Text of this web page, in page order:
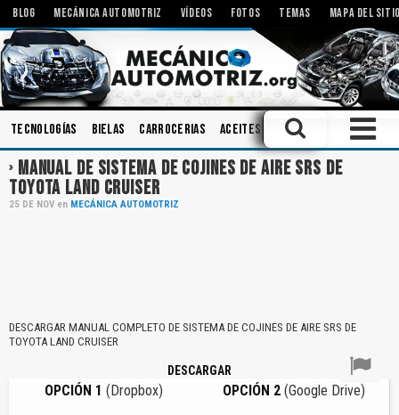
BLOG MECÁNICA AUTOMOTRIZ VÍDEOS FOTOS TEMAS MAPA DEL
Tecnologías Bielas Carrocerias Aceites Componentes
MANUAL DE SISTEMA DE COJINES DE AIRE SRS DE
TOYOTA LAND CRUISER
25 DE NOV en MECÁNICA AUTOMOTRIZ
DESCARGAR MANUAL COMPLETO DE SISTEMA DE COJINES DE AIRE SRS DE
TOYOTA LAND CRUISER
DESCARGAR
OPCIÓN 1 (Dropbox) OPCIÓN 2 (Google Drive)